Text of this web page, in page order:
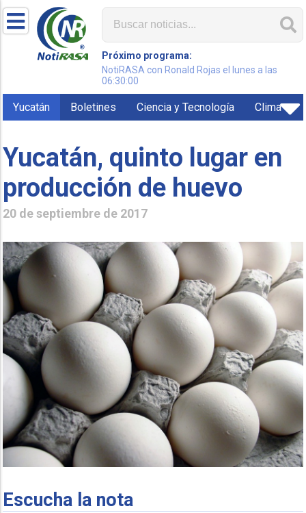
Próximo programa:
NotiRASA con Ronald Rojas el lunes a las
06:30:00
Yucatán Boletines Ciencia y Tecnología Clima
Yucatán, quinto lugar en
producción de huevo
20 de septiembre de 2017
Escucha la nota